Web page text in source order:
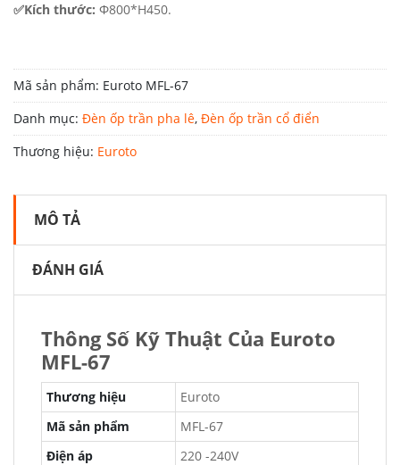
✅Kích thước: Φ800*H450.
Mã sản phẩm: Euroto MFL-67
Danh mục: Đèn ốp trần pha lê, Đèn ốp trần cổ điển
Thương hiệu: Euroto
MÔ TẢ
ĐÁNH GIÁ
Thông Số Kỹ Thuật Của Euroto
MFL-67
Thương hiệu
Euroto
Mã sản phẩm
MFL-67
Điện áp
220 -240V